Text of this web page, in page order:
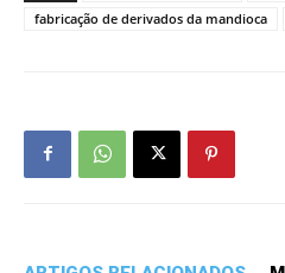
fabricação de derivados da mandioca